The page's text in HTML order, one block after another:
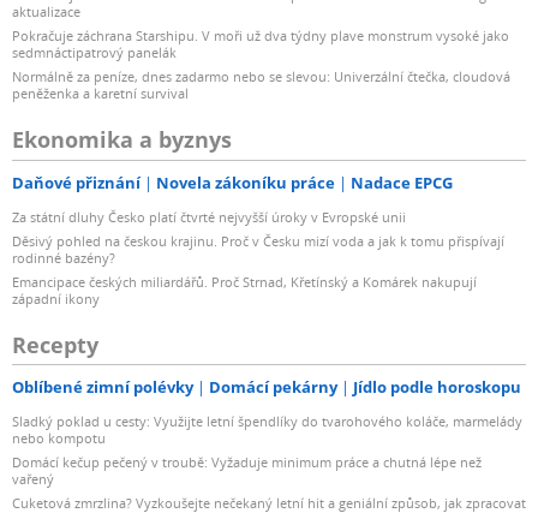
aktualizace
Pokračuje záchrana Starshipu. V moři už dva týdny plave monstrum vysoké jako
sedmnáctipatrový panelák
Normálně za peníze, dnes zadarmo nebo se slevou: Univerzální čtečka, cloudová
peněženka a karetní survival
Ekonomika a byznys
Daňové přiznání Novela zákoníku práce Nadace EPCG
Za státní dluhy Česko platí čtvrté nejvyšší úroky v Evropské unii
Děsivý pohled na českou krajinu. Proč v Česku mizí voda a jak k tomu přispívají
rodinné bazény?
Emancipace českých miliardářů. Proč Strnad, Křetínský a Komárek nakupují
západní ikony
Recepty
Oblíbené zimní polévky Domácí pekárny Jídlo podle horoskopu
Sladký poklad u cesty: Využijte letní špendlíky do tvarohového koláče, marmelády
nebo kompotu
Domácí kečup pečený v troubě: Vyžaduje minimum práce a chutná lépe než
vařený
Cuketová zmrzlina? Vyzkoušejte nečekaný letní hit a geniální způsob, jak zpracovat